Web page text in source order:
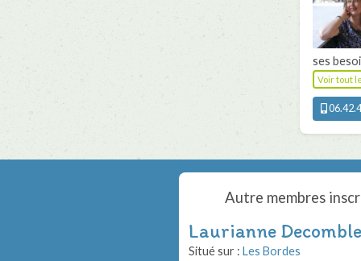
ses
Voir tout
Autre membres
Laurianne Decomble
Situé sur : Les Bordes